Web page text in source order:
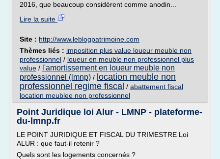
2016, que beaucoup considèrent comme anodin...
Lire la suite
Site : http://www.leblogpatrimoine.com
Thèmes liés : imposition plus value loueur meuble non
professionnel / loueur en meuble non professionnel plus
value / l'amortissement en loueur meuble non
professionnel (lmnp) / location meuble non
professionnel regime fiscal / abattement fiscal
location meublee non professionnel
Point Juridique loi Alur - LMNP - plateforme-
du-lmnp.fr
LE POINT JURIDIQUE ET FISCAL DU TRIMESTRE Loi
ALUR : que faut-il retenir ?
Quels sont les logements concernés ?